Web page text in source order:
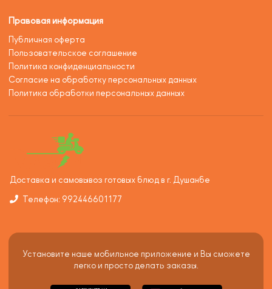
Правовая информация
Публичная оферта
Пользовательское соглашение
Политика конфиденциальности
Согласие на обработку персональных данных
Политика обработки персональных данных
Доставка и самовывоз готовых блюд в г. Душанбе
Телефон: 992446601177
Установите наше мобильное приложение и Вы сможете
легко и просто делать заказы.